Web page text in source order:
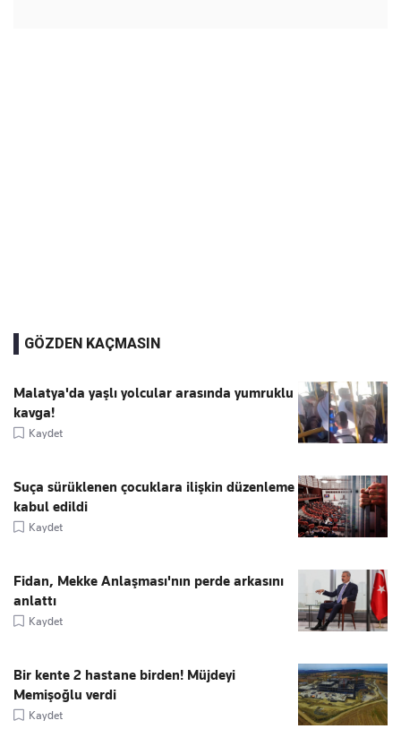
GÖZDEN KAÇMASIN
Malatya'da yaşlı yolcular arasında yumruklu
kavga!
Kaydet
Suça sürüklenen çocuklara ilişkin düzenleme
kabul edildi
Kaydet
Fidan, Mekke Anlaşması'nın perde arkasını
anlattı
Kaydet
Bir kente 2 hastane birden! Müjdeyi
Memişoğlu verdi
Kaydet